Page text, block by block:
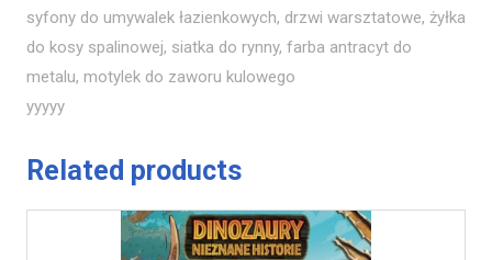
syfony do umywalek łazienkowych, drzwi warsztatowe, żyłka
do kosy spalinowej, siatka do rynny, farba antracyt do
metalu, motylek do zaworu kulowego
yyyyy
Related products